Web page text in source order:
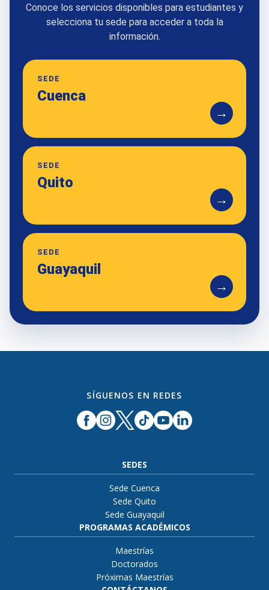
Conoce los servicios disponibles para estudiantes y
selecciona tu sede para acceder a toda la
información.
SEDE
Cuenca
→
SEDE
Quito
→
SEDE
Guayaquil
→
SÍGUENOS EN REDES
SEDES
Sede Cuenca
Sede Quito
Sede Guayaquil
PROGRAMAS ACADÉMICOS
Maestrías
Doctorados
Próximas Maestrías